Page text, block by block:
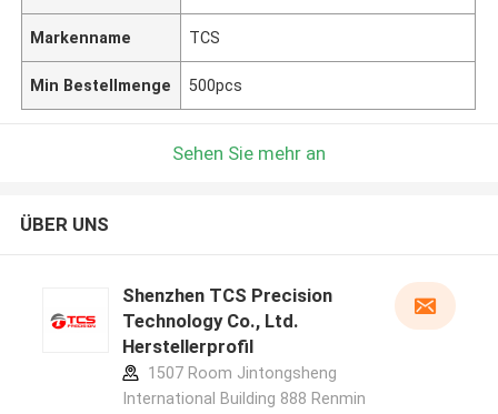
Markenname TCS
Min Bestellmenge 500pcs
Sehen Sie mehr an
ÜBER UNS
Shenzhen TCS Precision
Technology Co., Ltd.
Herstellerprofil
1507 Room Jintongsheng
International Building 888 Renmin